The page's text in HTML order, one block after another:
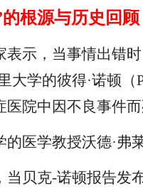
根源与历史回顾
表示，当事情出错
大学的彼得·诺顿（
院中因不良事件而
医学教授沃德·弗
当贝克-诺顿报告发